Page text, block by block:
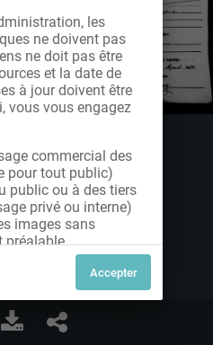
les
ne doivent pas
ne doit pas être
et la date de
à jour doivent être
vous vous engagez
commercial des
pour tout public)
public ou à des tiers
privé ou interne)
images sans
préalable
nous vous invitons
de solliciter le type
parmi celles
échéant, acquitter